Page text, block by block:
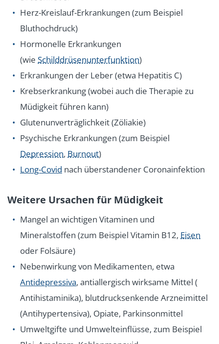
Herz-Kreislauf-Erkrankungen (zum Beispiel
Bluthochdruck)
Hormonelle Erkrankungen
(wie Schilddrüsenunterfunktion)
Erkrankungen der Leber (etwa Hepatitis C)
Krebserkrankung (wobei auch die Therapie zu
Müdigkeit führen kann)
Glutenunverträglichkeit (Zöliakie)
Psychische Erkrankungen (zum Beispiel
Depression, Burnout)
Long-Covid nach überstandener Coronainfektion
Weitere Ursachen für Müdigkeit
Mangel an wichtigen Vitaminen und
Mineralstoffen (zum Beispiel Vitamin B12, Eisen
oder Folsäure)
Nebenwirkung von Medikamenten, etwa
Antidepressiva, antiallergisch wirksame Mittel (
Antihistaminika), blutdrucksenkende Arzneimittel
(Antihypertensiva), Opiate, Parkinsonmittel
Umweltgifte und Umwelteinflüsse, zum Beispiel